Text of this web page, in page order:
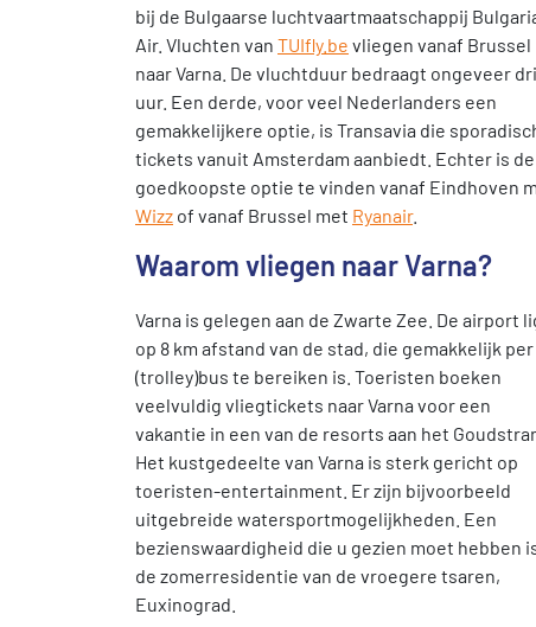
bij de Bulgaarse luchtvaartmaatschappij
Air. Vluchten van TUIfly.be vliegen vanaf Brussel
naar Varna. De vluchtduur bedraagt ongeveer
uur. Een derde, voor veel Nederlanders een
gemakkelijkere optie, is Transavia die
tickets vanuit Amsterdam aanbiedt. Echter is de
goedkoopste optie te vinden vanaf Eindhoven
Wizz of vanaf Brussel met Ryanair.
Waarom vliegen naar Varna?
Varna is gelegen aan de Zwarte Zee. De airport
op 8 km afstand van de stad, die gemakkelijk per
(trolley)bus te bereiken is. Toeristen boeken
veelvuldig vliegtickets naar Varna voor een
vakantie in een van de resorts aan het
Het kustgedeelte van Varna is sterk gericht op
toeristen-entertainment. Er zijn bijvoorbeeld
uitgebreide watersportmogelijkheden. Een
bezienswaardigheid die u gezien moet hebben
de zomerresidentie van de vroegere tsaren,
Euxinograd.